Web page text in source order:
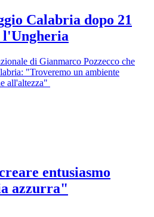
Calabria dopo 21
l'Ungheria
di Gianmarco Pozzecco che
"Troveremo un ambiente
all'altezza"
entusiasmo
azzurra"